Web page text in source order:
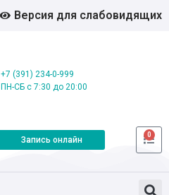
Версия для слабовидящих
+7 (391) 234-0-999
ПН-СБ с 7:30 до 20:00
Запись онлайн
0